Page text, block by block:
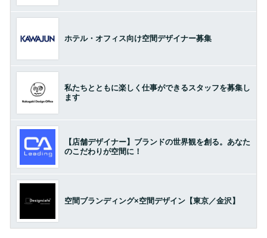
ホテル・オフィス向け空間デザイナー募集
私たちとともに楽しく仕事ができるスタッフを募集し
ます
【店舗デザイナー】ブランドの世界観を創る。あなた
のこだわりが空間に！
空間ブランディング×空間デザイン【東京／金沢】